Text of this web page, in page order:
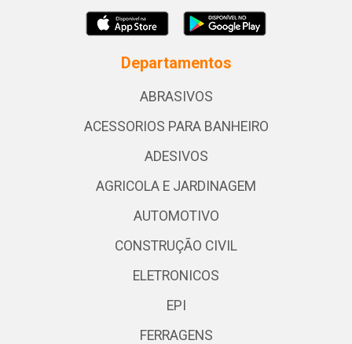
Departamentos
ABRASIVOS
ACESSORIOS PARA BANHEIRO
ADESIVOS
AGRICOLA E JARDINAGEM
AUTOMOTIVO
CONSTRUÇÃO CIVIL
ELETRONICOS
EPI
FERRAGENS